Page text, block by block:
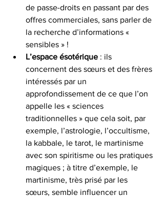
de passe-droits en passant par des
offres commerciales, sans parler de
la recherche d’informations «
sensibles » !
L’espace ésotérique : ils
concernent des sœurs et des frères
intéressés par un
approfondissement de ce que l’on
appelle les « sciences
traditionnelles » que cela soit, par
exemple, l’astrologie, l’occultisme,
la kabbale, le tarot, le martinisme
avec son spiritisme ou les pratiques
magiques ; à titre d’exemple, le
martinisme, très prisé par les
sœurs, semble influencer un